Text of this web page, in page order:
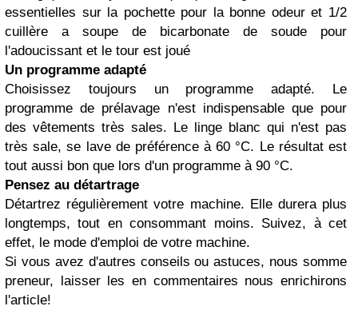
essentielles sur la pochette pour la bonne odeur et 1/2
cuillère a soupe de
bicarbonate de soude
pour
l'adoucissant et le tour est joué
Un programme adapté
Choisissez toujours un programme adapté. Le
programme de prélavage n'est indispensable que pour
des vêtements très sales. Le linge blanc qui n'est pas
très sale, se lave de préférence à 60 °C. Le résultat est
tout aussi bon que lors d'un programme à 90 °C.
Pensez au détartrage
Détartrez régulièrement votre machine. Elle durera plus
longtemps, tout en consommant moins. Suivez, à cet
effet, le mode d'emploi de votre machine.
Si vous avez d'autres conseils ou astuces, nous somme
preneur, laisser les en commentaires nous enrichirons
l'article!